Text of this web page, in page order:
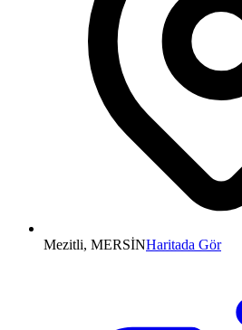
Mezitli, MERSİNHaritada Gör